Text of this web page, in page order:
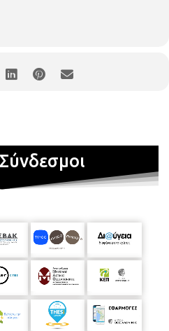
11.00-15.00 Οργάνωση
ΓΕΝΙ ΤΖΑΜΙ |
την έκθεση του Δρος Miguel